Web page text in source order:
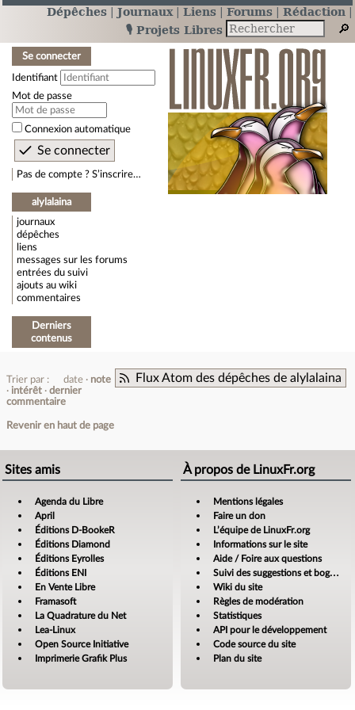
Dépêches Journaux Liens Forums
Rédaction
🎙️ Projets Libres
Se connecter
Identifiant
Mot de passe
Connexion automatique
Pas de compte ? S’inscrire…
alylalaina
journaux
dépêches
liens
messages sur les forums
entrées du suivi
ajouts au wiki
commentaires
Derniers
contenus
Flux Atom des dépêches de alylalaina
Trier par : date
note
intérêt
dernier
commentaire
Revenir en haut de page
Sites amis
Agenda du Libre
April
Éditions D-BookeR
Éditions Diamond
Éditions Eyrolles
Éditions ENI
En Vente Libre
Framasoft
La Quadrature du Net
Lea-Linux
Open Source Initiative
Imprimerie Grafik Plus
À propos de LinuxFr.org
Mentions légales
Faire un don
L’équipe de LinuxFr.org
Informations sur le site
Aide / Foire aux questions
Suivi des suggestions et bogues
Wiki du site
Règles de modération
Statistiques
API pour le développement
Code source du site
Plan du site